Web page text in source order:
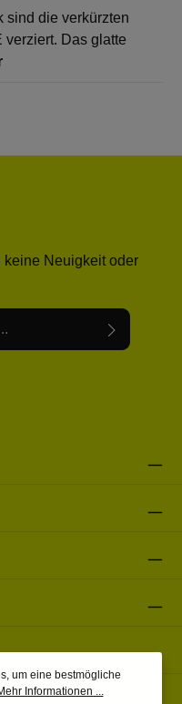
sind die verkürzten
verziert. Das glatte
keine Neuigkeit oder
um eine bestmögliche
Informationen ...